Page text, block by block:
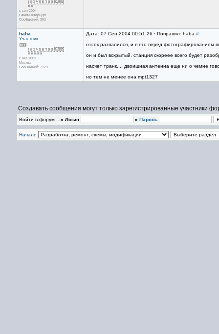
с сен 2004
Санкт-Петербург
Сообщений: 302
haba
Участник
с авг 2003
Москва
Сообщений: 7129
Дата: 07 Сен 2004 00:51:26 · Поправил: haba #
отсек развалился, и я его перед фотографированием
он и был вскрытый. станция скореее всего будет
насчет транк.... двоишная антенна еще ни о чемне
но тем не менее она mpt1327
Создавать сообщения могут только зарегистрированные участники
Войти в форум :: » Логин » Пароль
Начало